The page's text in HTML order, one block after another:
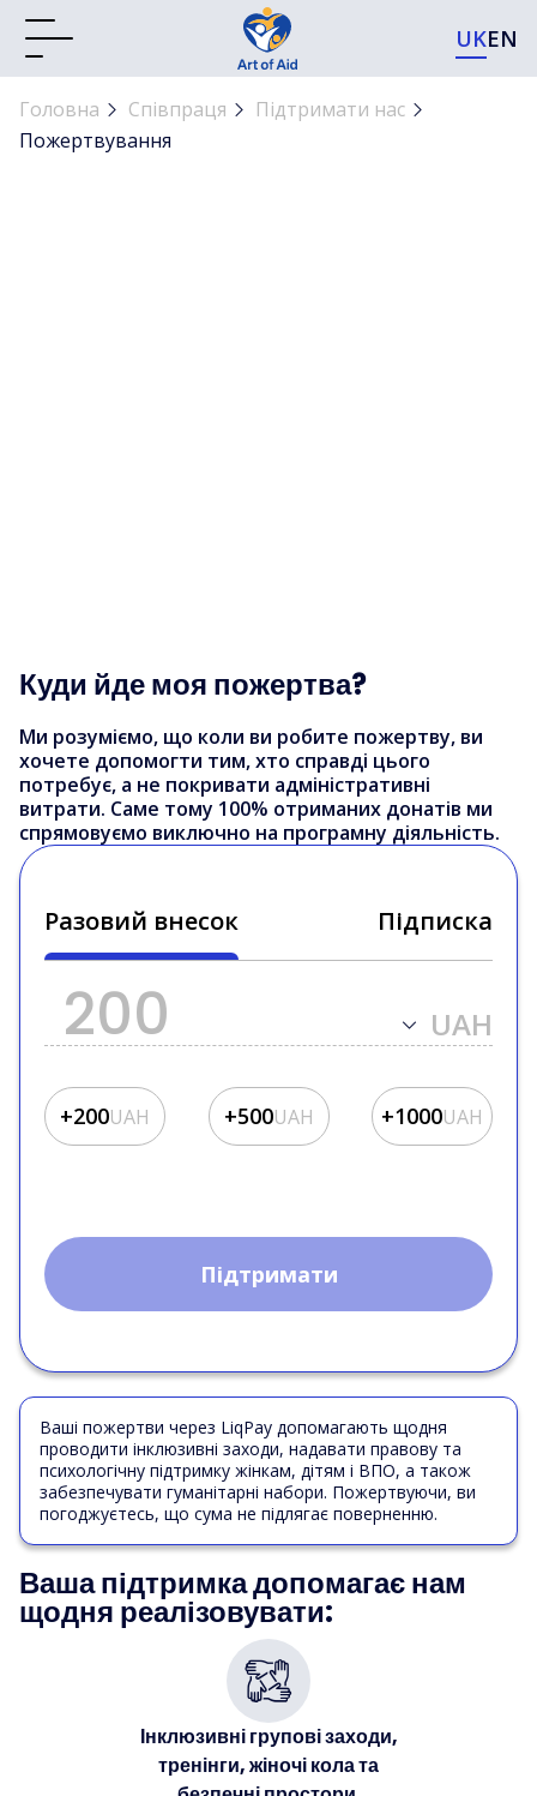
UKEN
Головна Співпраця
Підтримати нас
Пожертвування
Куди йде моя пожертва?
Ми розуміємо, що коли ви робите пожертву, ви
хочете допомогти тим, хто справді цього
потребує, а не покривати адміністративні
витрати. Саме тому 100% отриманих донатів ми
спрямовуємо виключно на програмну діяльність.
Разовий внесок Підписка
UAH
+200UAH +500UAH +1000UAH
Підтримати
Ваші пожертви через LiqPay допомагають щодня
проводити інклюзивні заходи, надавати правову та
психологічну підтримку жінкам, дітям і ВПО, а також
забезпечувати гуманітарні набори. Пожертвуючи, ви
погоджуєтесь, що сума не підлягає поверненню.
Ваша підтримка допомагає нам
щодня реалізовувати:
Інклюзивні групові заходи,
тренінги, жіночі кола та